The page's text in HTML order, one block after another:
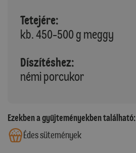
Tetejére:
kb. 450-500 g meggy
Díszítéshez:
némi porcukor
Ezekben a gyűjteményekben található:
Édes sütemények